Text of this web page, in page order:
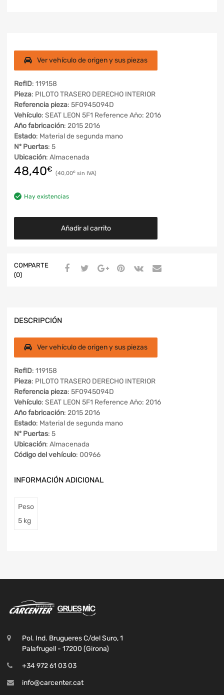
Ver vehículo de origen y sus piezas
RefID: 119158
Pieza: PILOTO TRASERO DERECHO INTERIOR
Referencia pieza: 5F0945094D
Vehículo: SEAT LEON 5F1 Reference Año: 2016
Año fabricación: 2015 2016
Estado: Material de segunda mano
Nº Puertas: 5
Ubicación: Almacenada
48,40€ 40,00€
Hay existencias
Añadir al carrito
COMPARTE
(0)
DESCRIPCIÓN
Ver vehículo de origen y sus piezas
RefID: 119158
Pieza: PILOTO TRASERO DERECHO INTERIOR
Referencia pieza: 5F0945094D
Vehículo: SEAT LEON 5F1 Reference Año: 2016
Año fabricación: 2015 2016
Estado: Material de segunda mano
Nº Puertas: 5
Ubicación: Almacenada
Código del vehículo: 00966
INFORMACIÓN ADICIONAL
Peso
5 kg
Pol. Ind. Brugueres C/del Suro, 1
Palafrugell - 17200 (Girona)
+34 972 61 03 03
info@carcenter.cat